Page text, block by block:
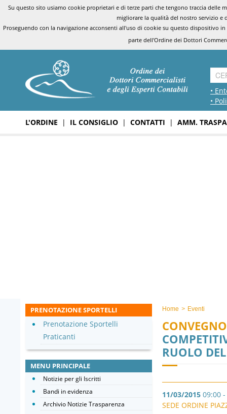
Su questo sito usiamo cookie proprietari e di terze parti che tengono traccia
migliorare la qualità del nostro servizio e
Proseguendo con la navigazione acconsenti all'uso di cookie su questo dispositivo
parte dell'Ordine dei Dottori
•
•
L'ORDINE | IL CONSIGLIO | CONTATTI | AMM.
Home > Eventi
RUOLO
11/03/2015 09:00
SEDE ORDINE
PRENOTAZIONE SPORTELLI
Prenotazione Sportelli
Praticanti
MENU PRINCIPALE
Notizie per gli Iscritti
Bandi in evidenza
Archivio Notizie Trasparenza